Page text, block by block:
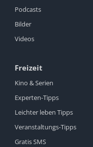
Podcasts
Bilder
Videos
Freizeit
Kino & Serien
Experten-Tipps
Leichter leben Tipps
Veranstaltungs-Tipps
Gratis SMS